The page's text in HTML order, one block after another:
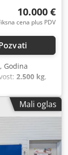
10.000 €
cena plus PDV
, Godina
2.500 kg,
, tip jarma:
viljuške:
10x12,
Mali oglas